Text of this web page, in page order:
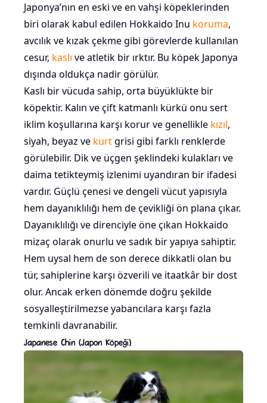
Japonya’nın en eski ve en vahşi köpeklerinden
biri olarak kabul edilen Hokkaido Inu koruma,
avcılık ve kızak çekme gibi görevlerde kullanılan
cesur, kaslı ve atletik bir ırktır. Bu köpek Japonya
dışında oldukça nadir görülür.
Kaslı bir vücuda sahip, orta büyüklükte bir
köpektir. Kalın ve çift katmanlı kürkü onu sert
iklim koşullarına karşı korur ve genellikle kızıl,
siyah, beyaz ve kurtgrisi gibi farklı renklerde
görülebilir. Dik ve üçgen şeklindeki kulakları ve
daima tetikteymiş izlenimi uyandıran bir ifadesi
vardır. Güçlü çenesi ve dengeli vücut yapısıyla
hem dayanıklılığı hem de çevikliği ön plana çıkar.
Dayanıklılığı ve direnciyle öne çıkan Hokkaido
mizaç olarak onurlu ve sadık bir yapıya sahiptir.
Hem uysal hem de son derece dikkatli olan bu
tür, sahiplerine karşı özverili ve itaatkâr bir dost
olur. Ancak erken dönemde doğru şekilde
sosyalleştirilmezse yabancılara karşı fazla
temkinli davranabilir.
Japanese Chin (Japon Köpeği)